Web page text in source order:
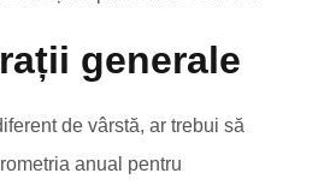
generale
de vârstă, ar trebui să
anual pentru